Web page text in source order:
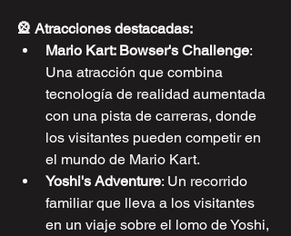
🎡 Atracciones destacadas:
Mario Kart: Bowser's Challenge:
Una atracción que combina
tecnología de realidad aumentada
con una pista de carreras, donde
los visitantes pueden competir en
el mundo de Mario Kart.
Yoshi's Adventure: Un recorrido
familiar que lleva a los visitantes
en un viaje sobre el lomo de Yoshi,